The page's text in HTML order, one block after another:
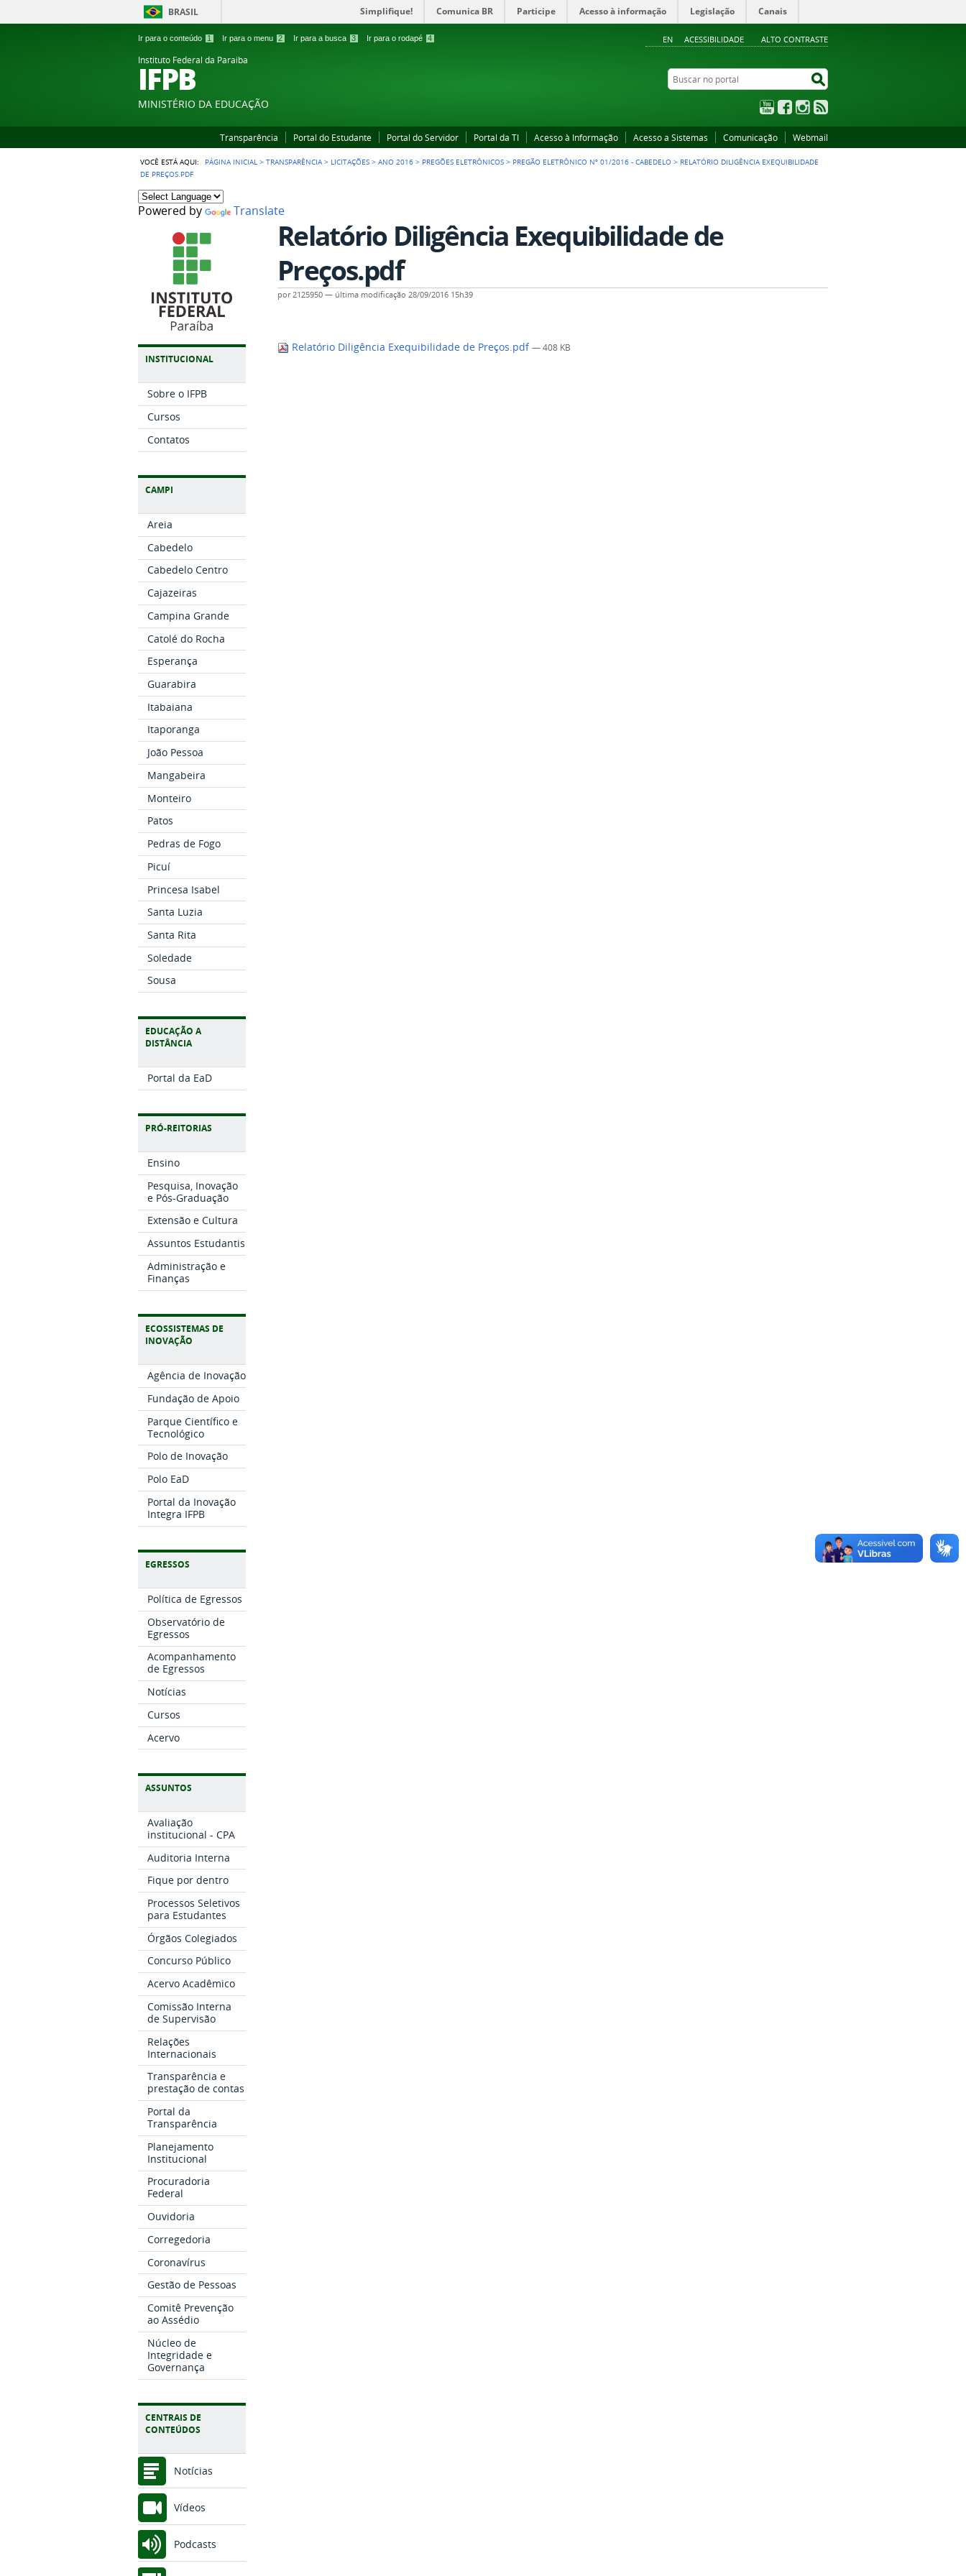
BRASIL Simplifique! Comunica BR Participe Acesso à informação Legislação Canais
Ir para o conteúdo 1 Ir para o menu 2 Ir para a busca 3 Ir para o rodapé 4 EN ACESSIBILIDADE ALTO CONTRASTE
Instituto Federal da Paraiba
IFPB
MINISTÉRIO DA EDUCAÇÃO
Buscar no portal
YouTubeFacebookInstagram
Transparência Portal do Estudante Portal do Servidor Portal da TI Acesso à Informação Acesso a Sistemas Comunicação Webmail
VOCÊ ESTÁ AQUI: PÁGINA INICIAL >TRANSPARÊNCIA > LICITAÇÕES >ANO 2016 > PREGÕES ELETRÔNICOS > PREGÃO ELETRÔNICO Nº 01/2016 - CABEDELO > RELATÓRIO DILIGÊNCIA EXEQUIBILIDADE
DE PREÇOS.PDF
Powered by Translate
INSTITUCIONAL
Sobre o IFPB
Cursos
Contatos
CAMPI
Areia
Cabedelo
Cabedelo Centro
Cajazeiras
Campina Grande
Catolé do Rocha
Esperança
Guarabira
Itabaiana
Itaporanga
João Pessoa
Mangabeira
Monteiro
Patos
Pedras de Fogo
Picuí
Princesa Isabel
Santa Luzia
Santa Rita
Soledade
Sousa
EDUCAÇÃO A
DISTÂNCIA
Portal da EaD
PRÓ-REITORIAS
Ensino
Pesquisa, Inovação
e Pós-Graduação
Extensão e Cultura
Assuntos Estudantis
Administração e
Finanças
ECOSSISTEMAS DE
INOVAÇÃO
Agência de Inovação
Fundação de Apoio
Parque Científico e
Tecnológico
Polo de Inovação
Polo EaD
Portal da Inovação
Integra IFPB
EGRESSOS
Política de Egressos
Observatório de
Egressos
Acompanhamento
de Egressos
Notícias
Cursos
Acervo
ASSUNTOS
Avaliação
institucional - CPA
Auditoria Interna
Fique por dentro
Processos Seletivos
para Estudantes
Órgãos Colegiados
Concurso Público
Acervo Acadêmico
Comissão Interna
de Supervisão
Relações
Internacionais
Transparência e
prestação de contas
Portal da
Transparência
Planejamento
Institucional
Procuradoria
Federal
Ouvidoria
Corregedoria
Coronavírus
Gestão de Pessoas
Comitê Prevenção
ao Assédio
Núcleo de
Integridade e
Governança
CENTRAIS DE
CONTEÚDOS
Notícias
Vídeos
Podcasts
Relatório Diligência Exequibilidade de
Preços.pdf
por2125950 — última modificação 28/09/2016 15h39
Relatório Diligência Exequibilidade de Preços.pdf— 408 KB